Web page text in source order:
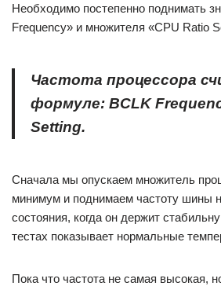
Необходимо постепенно поднимать
Frequency» и множителя «CPU Ratio
Частота процессора
формуле: BCLK
Setting.
Сначала мы опускаем множитель
минимум и поднимаем частоту шины
состояния, когда он держит
тестах показывает нормальные
Пока что частота не самая высокая,